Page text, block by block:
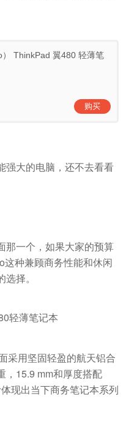
强大的电脑，还不去看看
那一个，如果大家的预算
种兼顾商务性能和休闲
择。
采用坚固轻盈的航天铝合
，15.9 mm和厚度搭配
现出当下商务笔记本系列